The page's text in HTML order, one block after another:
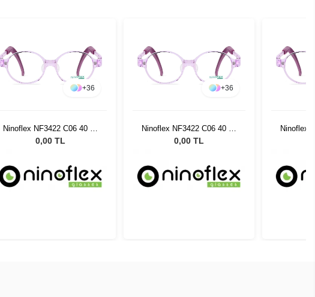
+36
Ninoflex NF3422 C06 40 14
128
0,00 TL
+36
Ninoflex NF3422 C06 40 14
128
0,00 TL
Ninoflex